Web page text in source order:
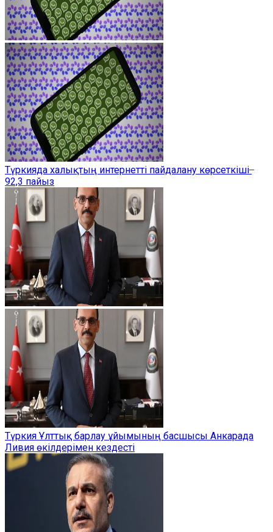
Түркияда халықтың интернетті пайдалану көрсеткіші ̶
92,3 пайыз
Түркия Ұлттық барлау ұйымының басшысы Анкарада
Ливия өкілдерімен кездесті